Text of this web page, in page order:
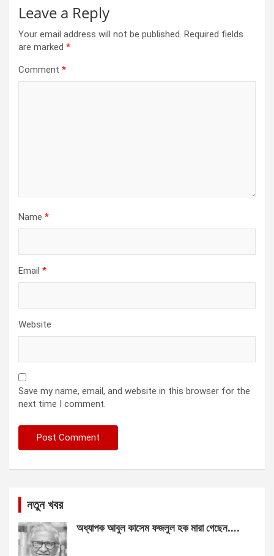
Leave a Reply
Your email address will not be published. Required fields
are marked *
Comment *
Name *
Email *
Website
Save my name, email, and website in this browser for the
next time I comment.
নতুন খবর
অধ্যাপক আবুল কাসেম ফজলুল হক মারা গেছেন….